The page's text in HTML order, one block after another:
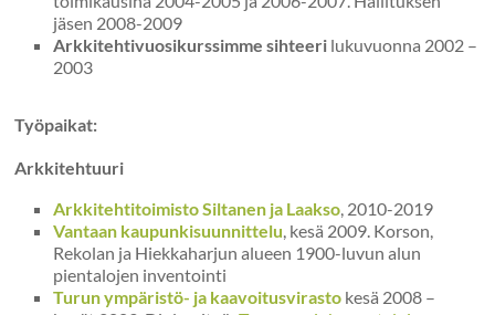
jäsen 2008-2009
Arkkitehtivuosikurssimme sihteeri lukuvuonna 2002 –
2003
Työpaikat:
Arkkitehtuuri
Arkkitehtitoimisto Siltanen ja Laakso, 2010-2019
Vantaan kaupunkisuunnittelu, kesä 2009. Korson,
Rekolan ja Hiekkaharjun alueen 1900-luvun alun
pientalojen inventointi
Turun ympäristö- ja kaavoitusvirasto kesä 2008 –